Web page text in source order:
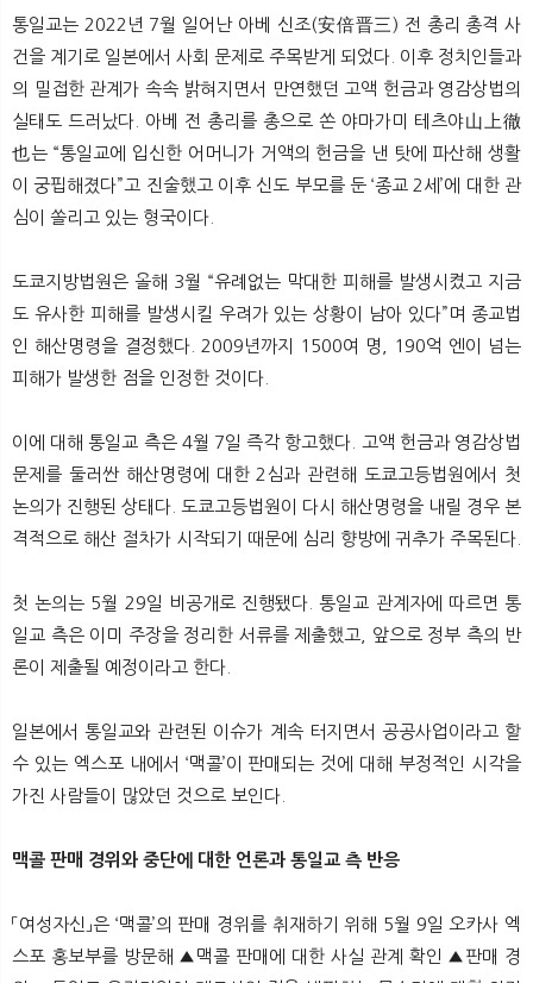
통일교는 2022년 7월 일어난 아베 신조(安倍晋三) 전 총리 총격 사
건을 계기로 일본에서 사회 문제로 주목받게 되었다. 이후 정치인들과
의 밀접한 관계가 속속 밝혀지면서 만연했던 고액 헌금과 영감상법의
실태도 드러났다. 아베 전 총리를 총으로 쏜 야마가미 테츠야山上徹
也는 “통일교에 입신한 어머니가 거액의 헌금을 낸 탓에 파산해 생활
이 궁핍해졌다”고 진술했고 이후 신도 부모를 둔 ‘종교 2세’에 대한 관
심이 쏠리고 있는 형국이다.
도쿄지방법원은 올해 3월 “유례없는 막대한 피해를 발생시켰고 지금
도 유사한 피해를 발생시킬 우려가 있는 상황이 남아 있다”며 종교법
인 해산명령을 결정했다. 2009년까지 1500여 명, 190억 엔이 넘는
피해가 발생한 점을 인정한 것이다.
이에 대해 통일교 측은 4월 7일 즉각 항고했다. 고액 헌금과 영감상법
문제를 둘러싼 해산명령에 대한 2심과 관련해 도쿄고등법원에서 첫
논의가 진행된 상태다. 도쿄고등법원이 다시 해산명령을 내릴 경우 본
격적으로 해산 절차가 시작되기 때문에 심리 향방에 귀추가 주목된다.
첫 논의는 5월 29일 비공개로 진행됐다. 통일교 관계자에 따르면 통
일교 측은 이미 주장을 정리한 서류를 제출했고, 앞으로 정부 측의 반
론이 제출될 예정이라고 한다.
일본에서 통일교와 관련된 이슈가 계속 터지면서 공공사업이라고 할
수 있는 엑스포 내에서 ‘맥콜’이 판매되는 것에 대해 부정적인 시각을
가진 사람들이 많았던 것으로 보인다.
맥콜 판매 경위와 중단에 대한 언론과 통일교 측 반응
「여성자신」은 ‘맥콜’의 판매 경위를 취재하기 위해 5월 9일 오카사 엑
스포 홍보부를 방문해 ▲맥콜 판매에 대한 사실 관계 확인 ▲판매 경